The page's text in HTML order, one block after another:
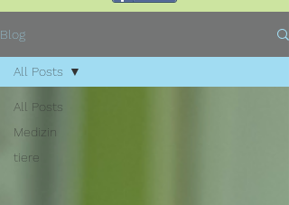
Blog
All Posts
Medizin
tiere
All Posts